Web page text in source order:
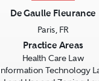
De Gaulle Fleurance
Paris, FR
Practice Areas
Health Care Law
Information Technology